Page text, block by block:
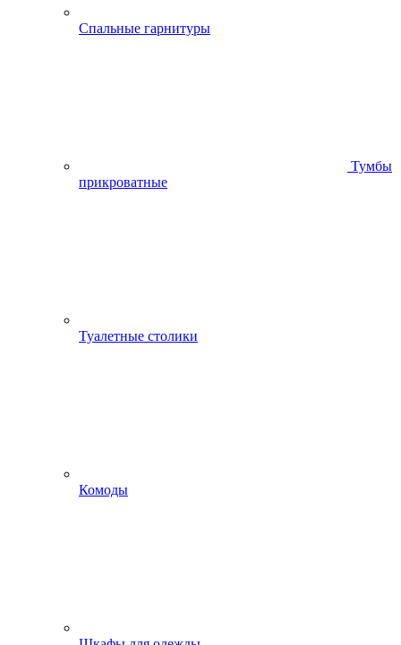
Спальные гарнитуры
Тумбы
прикроватные
Туалетные столики
Комоды